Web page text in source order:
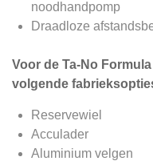
noodhandpomp
Draadloze
Voor de Ta-No
volgende
Reservewiel
Acculader
Aluminium velgen